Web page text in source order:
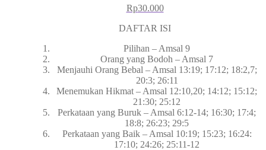
Rp30.000
DAFTAR ISI
Pilihan – Amsal 9
Orang yang Bodoh – Amsal 7
Menjauhi Orang Bebal – Amsal 13:19; 17:12; 18:2,7;
20:3; 26:11
Menemukan Hikmat – Amsal 12:10,20; 14:12; 15:12;
21:30; 25:12
Perkataan yang Buruk – Amsal 6:12-14; 16:30; 17:4;
18:8; 26:23; 29:5
Perkataan yang Baik – Amsal 10:19; 15:23; 16:24:
17:10; 24:26; 25:11-12